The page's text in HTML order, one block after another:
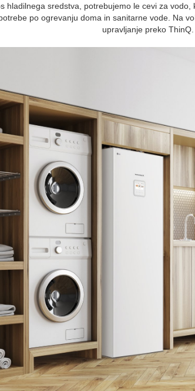
hladilnega sredstva, potrebujemo le cevi za
po ogrevanju doma in sanitarne vode. Na
upravljanje preko ThinQ.